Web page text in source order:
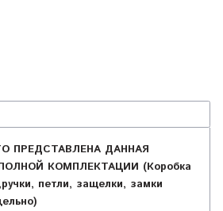
ПРЕДСТАВЛЕНА ДАННАЯ
КОМПЛЕКТАЦИИ (Коробка
петли, защелки, замки